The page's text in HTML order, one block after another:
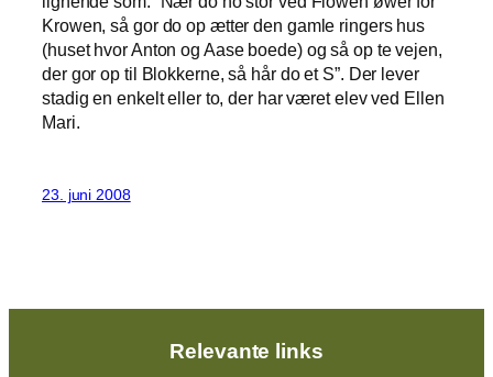
Krowen, så gor do op ætter den gamle ringers hus
(huset hvor Anton og Aase boede) og så op te vejen,
der gor op til Blokkerne, så hår do et S”. Der lever
stadig en enkelt eller to, der har været elev ved Ellen
Mari.
23. juni 2008
Relevante links